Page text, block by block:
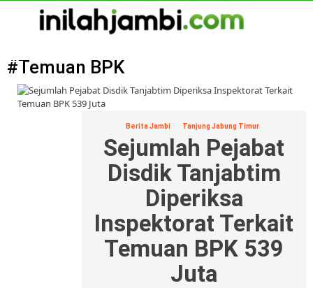
#Temuan BPK
Berita Jambi Tanjung Jabung Timur
Sejumlah Pejabat
Disdik Tanjabtim
Diperiksa
Inspektorat Terkait
Temuan BPK 539
Juta